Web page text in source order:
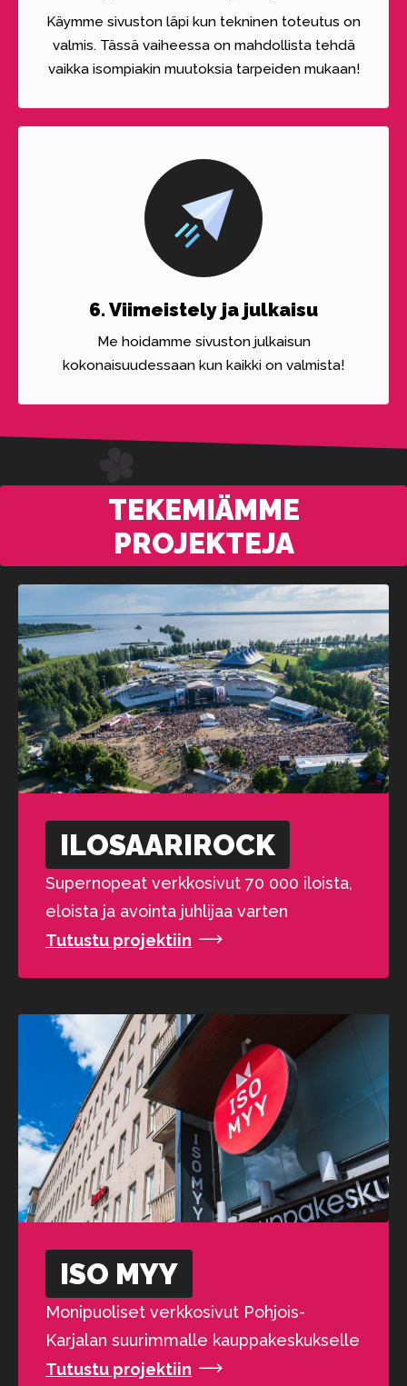
Käymme sivuston läpi kun tekninen toteutus on
valmis. Tässä vaiheessa on mahdollista tehdä
vaikka isompiakin muutoksia tarpeiden mukaan!
6. Viimeistely ja julkaisu
Me hoidamme sivuston julkaisun
kokonaisuudessaan kun kaikki on valmista!
TEKEMIÄMME
PROJEKTEJA
ILOSAARI­ROCK
Supernopeat verkkosivut 70 000 iloista,
eloista ja avointa juhlijaa varten
Tutustu projektiin
ISO MYY
Monipuoliset verkkosivut Pohjois-
Karjalan suurimmalle kauppakeskukselle
Tutustu projektiin